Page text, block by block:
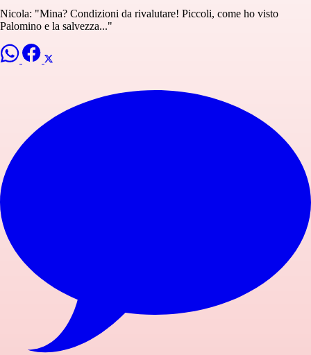
Nicola: "Mina? Condizioni da rivalutare! Piccoli, come ho visto
Palomino e la salvezza..."